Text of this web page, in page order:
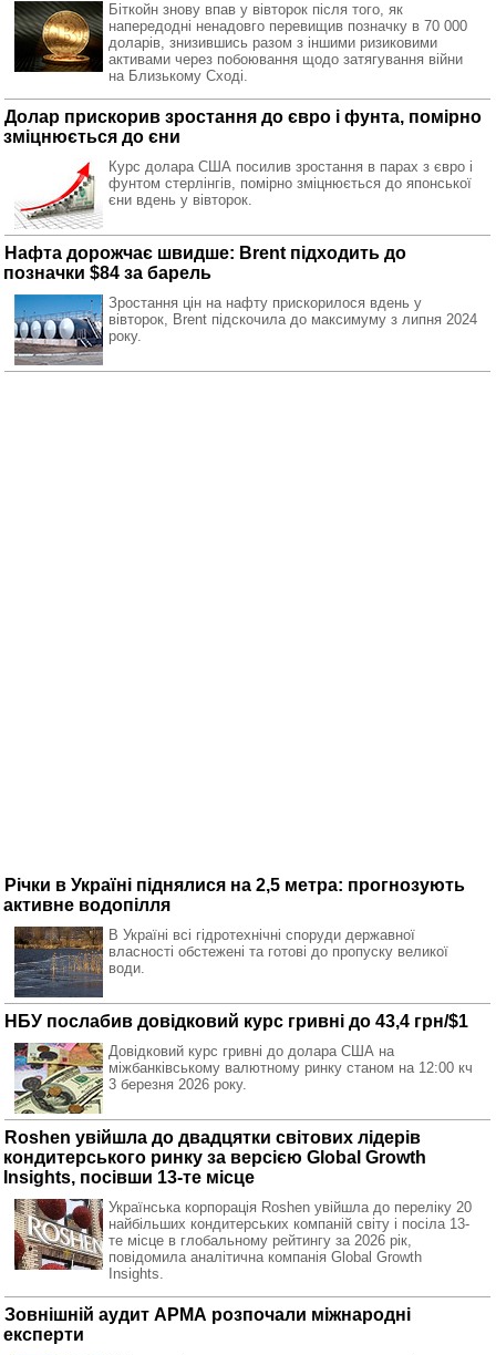
Біткойн знову впав у вівторок після того, як
напередодні ненадовго перевищив позначку в 70 000
доларів, знизившись разом з іншими ризиковими
активами через побоювання щодо затягування війни
на Близькому Сході.
Долар прискорив зростання до євро і фунта, помірно
зміцнюється до єни
Курс долара США посилив зростання в парах з євро і
фунтом стерлінгів, помірно зміцнюється до японської
єни вдень у вівторок.
Нафта дорожчає швидше: Brent підходить до
позначки $84 за барель
Зростання цін на нафту прискорилося вдень у
вівторок, Brent підскочила до максимуму з липня 2024
року.
Річки в Україні піднялися на 2,5 метра: прогнозують
активне водопілля
В Україні всі гідротехнічні споруди державної
власності обстежені та готові до пропуску великої
води.
НБУ послабив довідковий курс гривні до 43,4 грн/$1
Довідковий курс гривні до долара США на
міжбанківському валютному ринку станом на 12:00 кч
3 березня 2026 року.
Roshen увійшла до двадцятки світових лідерів
кондитерського ринку за версією Global Growth
Insights, посівши 13-те місце
Українська корпорація Roshen увійшла до переліку 20
найбільших кондитерських компаній світу і посіла 13-
те місце в глобальному рейтингу за 2026 рік,
повідомила аналітична компанія Global Growth
Insights.
Зовнішній аудит АРМА розпочали міжнародні
експерти